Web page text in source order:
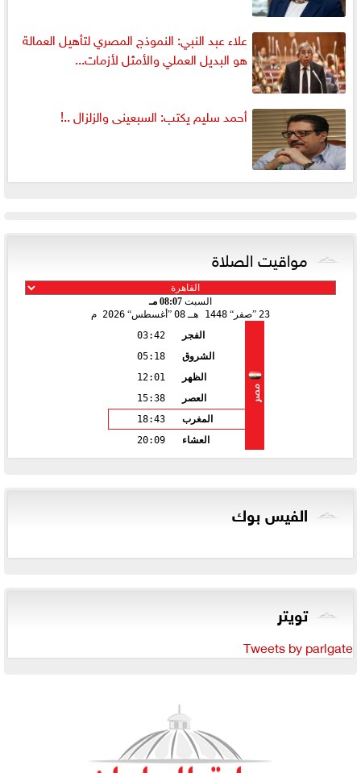
علاء عبد النبي: النموذج المصري لتأهيل العمالة
هو البديل العملي والأمثل لأزمات...
أحمد سليم يكتب: السبعينى والزلزال ..!
مواقيت الصلاة
السبت 08:07 مـ
23 صفر 1448 هـ 08 أغسطس 2026 م
مصر
الفجر
03:42
الشروق
05:18
الظهر
12:01
العصر
15:38
المغرب
18:43
العشاء
20:09
الفيس بوك
تويتر
Tweets by parlgate